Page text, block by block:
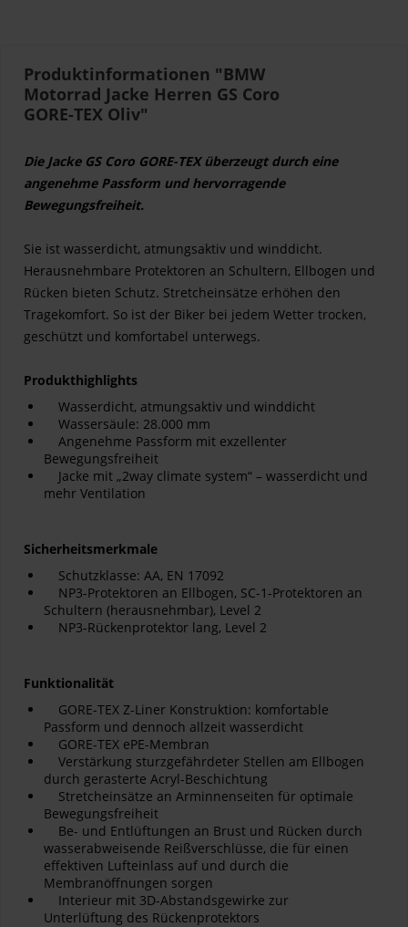
Produktinformationen "BMW
Motorrad Jacke Herren GS Coro
GORE-TEX Oliv"
Die Jacke GS Coro GORE-TEX überzeugt durch eine
angenehme Passform und hervorragende
Bewegungsfreiheit.
Sie ist wasserdicht, atmungsaktiv und winddicht.
Herausnehmbare Protektoren an Schultern, Ellbogen und
Rücken bieten Schutz. Stretcheinsätze erhöhen den
Tragekomfort. So ist der Biker bei jedem Wetter trocken,
geschützt und komfortabel unterwegs.
Produkthighlights
Wasserdicht, atmungsaktiv und winddicht
Wassersäule: 28.000 mm
Angenehme Passform mit exzellenter
Bewegungsfreiheit
Jacke mit „2way climate system“ – wasserdicht und
mehr Ventilation
Sicherheitsmerkmale
Schutzklasse: AA, EN 17092
NP3-Protektoren an Ellbogen, SC-1-Protektoren an
Schultern (herausnehmbar), Level 2
NP3-Rückenprotektor lang, Level 2
Funktionalität
GORE-TEX Z-Liner Konstruktion: komfortable
Passform und dennoch allzeit wasserdicht
GORE-TEX ePE-Membran
Verstärkung sturzgefährdeter Stellen am Ellbogen
durch gerasterte Acryl-Beschichtung
Stretcheinsätze an Arminnenseiten für optimale
Bewegungsfreiheit
Be- und Entlüftungen an Brust und Rücken durch
wasserabweisende Reißverschlüsse, die für einen
effektiven Lufteinlass auf und durch die
Membranöffnungen sorgen
Interieur mit 3D-Abstandsgewirke zur
Unterlüftung des Rückenprotektors